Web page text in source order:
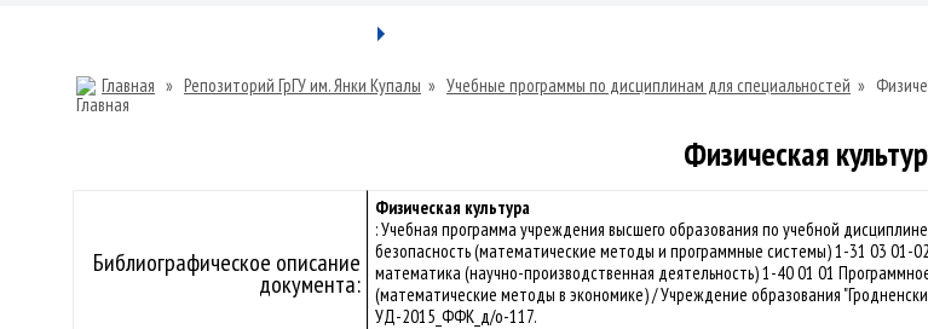
Главная » Репозиторий ГрГУ им. Янки Купалы » Учебные программы по дисциплинам для специальностей »
Физическая
Библиографическое описание
документа:
Физическая культура
: Учебная программа учреждения высшего образования по учебной
безопасность (математические методы и программные системы) 1-31 03 01-
математика (научно-производственная деятельность) 1-40 01 01
(математические методы в экономике) / Учреждение образования
УД-2015_ФФК_д/о-117.